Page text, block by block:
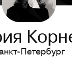
Петербург